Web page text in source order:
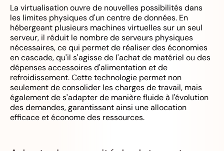
La virtualisation ouvre de nouvelles possibilités dans
les limites physiques d'un centre de données. En
hébergeant plusieurs machines virtuelles sur un seul
serveur, il réduit le nombre de serveurs physiques
nécessaires, ce qui permet de réaliser des économies
en cascade, qu'il s'agisse de l'achat de matériel ou des
dépenses accessoires d'alimentation et de
refroidissement. Cette technologie permet non
seulement de consolider les charges de travail, mais
également de s'adapter de manière fluide à l'évolution
des demandes, garantissant ainsi une allocation
efficace et économe des ressources.